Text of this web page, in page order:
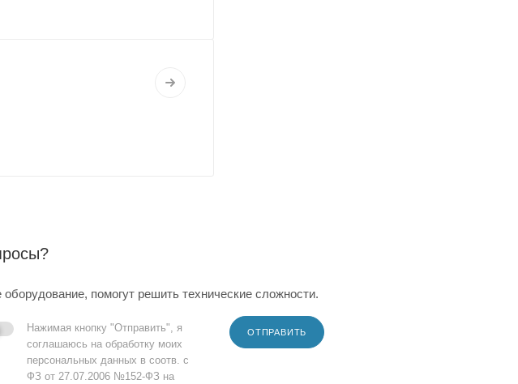
помогут решить технические сложности.
Нажимая кнопку "Отправить", я
соглашаюсь на обработку моих
персональных данных в соотв. с
ФЗ от 27.07.2006 №152-ФЗ на
ОТПРАВИТЬ